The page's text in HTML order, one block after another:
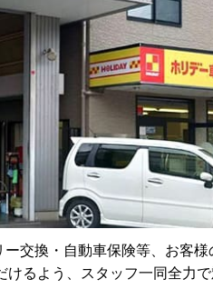
交換・自動車保険等、お客
るよう、スタッフ一同全力で